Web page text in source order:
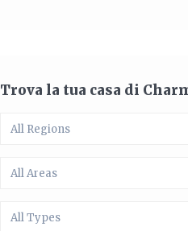
Trova la tua casa di
All Regions
All Areas
All Types